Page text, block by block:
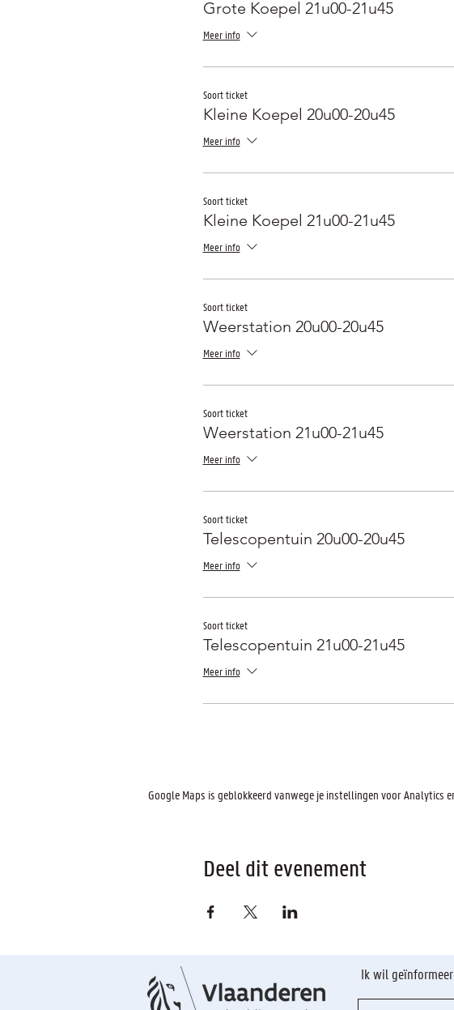
Grote Koepel 21u00-21u45
Meer info
Soort ticket
Kleine Koepel 20u00-20u45
Meer info
Soort ticket
Kleine Koepel 21u00-21u45
Meer info
Soort ticket
Weerstation 20u00-20u45
Meer info
Soort ticket
Weerstation 21u00-21u45
Meer info
Soort ticket
Telescopentuin 20u00-20u45
Meer info
Soort ticket
Telescopentuin 21u00-21u45
Meer info
Google Maps is geblokkeerd vanwege je instellingen voor Analytics
Deel dit evenement
Ik wil